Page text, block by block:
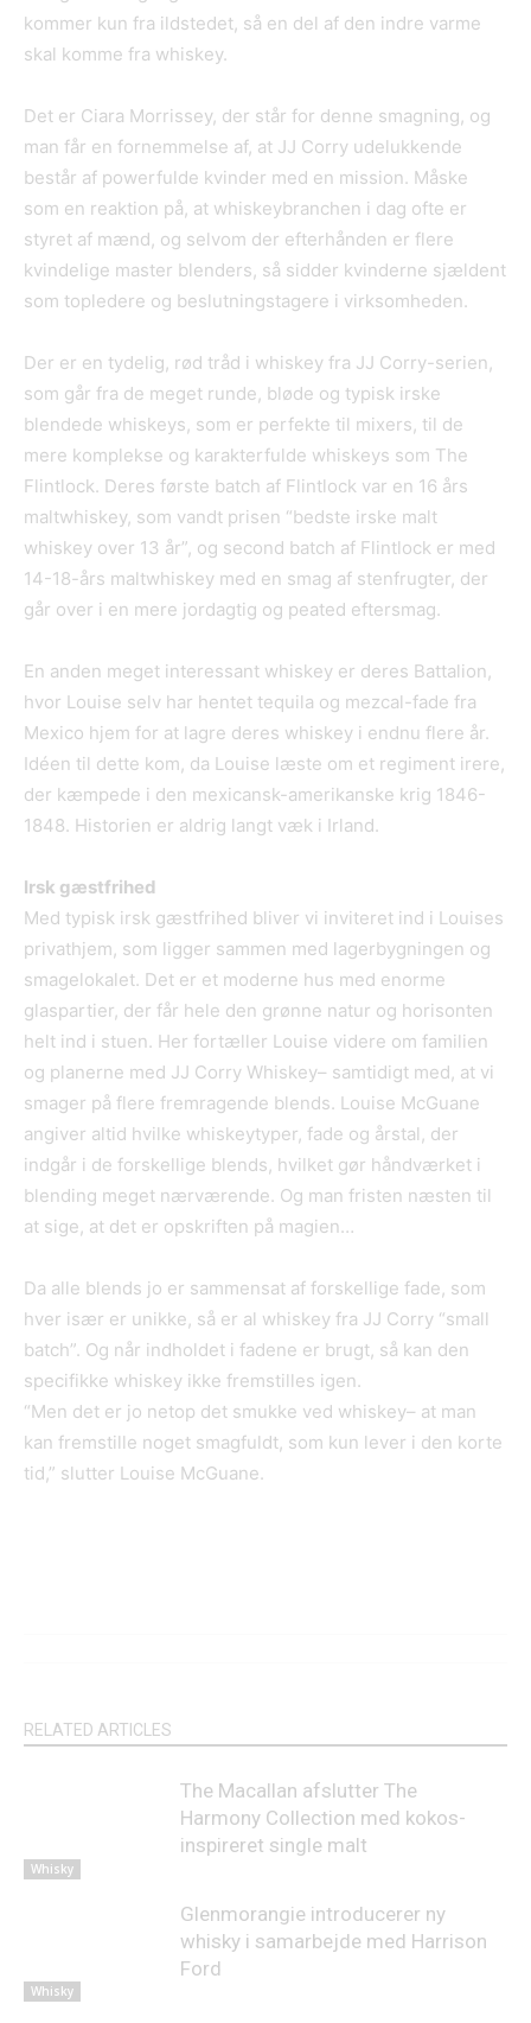
kommer kun fra ildstedet, så en del af den indre varme
skal komme fra whiskey.
Det er Ciara Morrissey, der står for denne smagning, og
man får en fornemmelse af, at JJ Corry udelukkende
består af powerfulde kvinder med en mission. Måske
som en reaktion på, at whiskeybranchen i dag ofte er
styret af mænd, og selvom der efterhånden er flere
kvindelige master blenders, så sidder kvinderne sjældent
som topledere og beslutningstagere i virksomheden.
Der er en tydelig, rød tråd i whiskey fra JJ Corry-serien,
som går fra de meget runde, bløde og typisk irske
blendede whiskeys, som er perfekte til mixers, til de
mere komplekse og karakterfulde whiskeys som The
Flintlock. Deres første batch af Flintlock var en 16 års
maltwhiskey, som vandt prisen “bedste irske malt
whiskey over 13 år”, og second batch af Flintlock er med
14-18-års maltwhiskey med en smag af stenfrugter, der
går over i en mere jordagtig og peated eftersmag.
En anden meget interessant whiskey er deres Battalion,
hvor Louise selv har hentet tequila og mezcal-fade fra
Mexico hjem for at lagre deres whiskey i endnu flere år.
Idéen til dette kom, da Louise læste om et regiment irere,
der kæmpede i den mexicansk-amerikanske krig 1846-
1848. Historien er aldrig langt væk i Irland.
Irsk gæstfrihed
Med typisk irsk gæstfrihed bliver vi inviteret ind i Louises
privathjem, som ligger sammen med lagerbygningen og
smagelokalet. Det er et moderne hus med enorme
glaspartier, der får hele den grønne natur og horisonten
helt ind i stuen. Her fortæller Louise videre om familien
og planerne med JJ Corry Whiskey– samtidigt med, at vi
smager på flere fremragende blends. Louise McGuane
angiver altid hvilke whiskeytyper, fade og årstal, der
indgår i de forskellige blends, hvilket gør håndværket i
blending meget nærværende. Og man fristen næsten til
at sige, at det er opskriften på magien…
Da alle blends jo er sammensat af forskellige fade, som
hver især er unikke, så er al whiskey fra JJ Corry “small
batch”. Og når indholdet i fadene er brugt, så kan den
specifikke whiskey ikke fremstilles igen.
“Men det er jo netop det smukke ved whiskey– at man
kan fremstille noget smagfuldt, som kun lever i den korte
tid,” slutter Louise McGuane.
RELATED ARTICLES
Whisky
The Macallan afslutter The
Harmony Collection med kokos-
inspireret single malt
Whisky
Glenmorangie introducerer ny
whisky i samarbejde med Harrison
Ford